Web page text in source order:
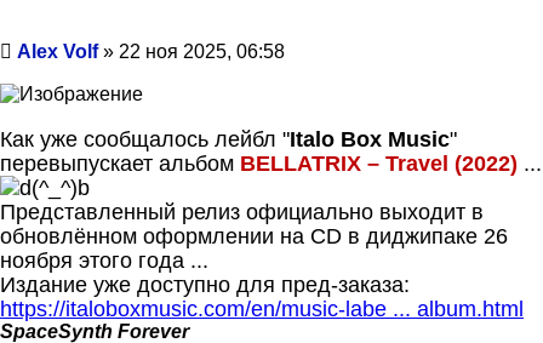
Сообщение
Alex Volf» 22 ноя 2025, 06:58
Как уже сообщалось лейбл "Italo Box Music"
перевыпускает альбом BELLATRIX – Travel (2022) ...
Представленный релиз официально выходит в
обновлённом оформлении на CD в диджипаке 26
ноября этого года ...
Издание уже доступно для пред-заказа:
https://italoboxmusic.com/en/music-labe ... album.html
SpaceSynth Forever